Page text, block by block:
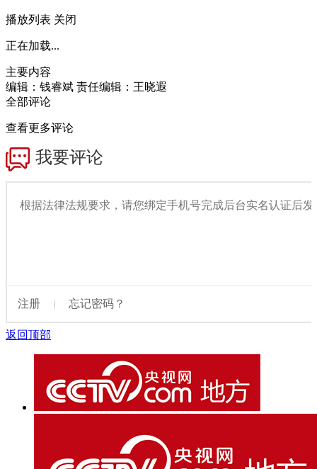
播放列表 关闭
正在加载...
主要内容
编辑：钱睿斌 责任编辑：王晓遐
全部评论
查看更多评论
返回顶部